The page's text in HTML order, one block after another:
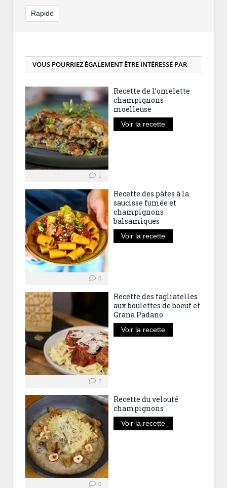
Rapide
VOUS POURRIEZ ÉGALEMENT ÊTRE INTÉRESSÉ PAR
1
Recette de l’omelette
champignons
moelleuse
Voir la recette
0
Recette des pâtes à la
saucisse fumée et
champignons
balsamiques
Voir la recette
2
Recette des tagliatelles
aux boulettes de boeuf et
Grana Padano
Voir la recette
0
Recette du velouté
champignons
Voir la recette